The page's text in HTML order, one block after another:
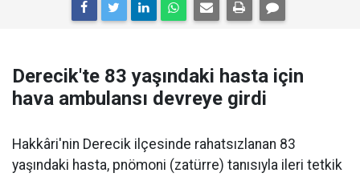
Derecik'te 83 yaşındaki hasta için
hava ambulansı devreye girdi
Hakkâri'nin Derecik ilçesinde rahatsızlanan 83
yaşındaki hasta, pnömoni (zatürre) tanısıyla ileri tetkik